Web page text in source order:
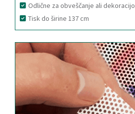
Odlične za obveščanje ali dekoracijo
Tisk do širine 137 cm